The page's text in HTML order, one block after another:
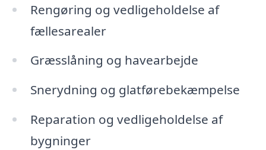
Rengøring og vedligeholdelse af
fællesarealer
Græsslåning og havearbejde
Snerydning og glatførebekæmpelse
Reparation og vedligeholdelse af
bygninger